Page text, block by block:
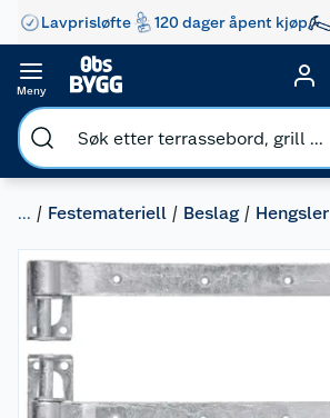
Lavprisløfte 120 dager åpent kjøp
Meny
... Festemateriell Beslag Hengsler